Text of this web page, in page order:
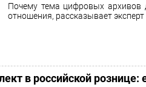
Почему тема цифровых архивов
отношения, рассказывает эксперт
в российской рознице: